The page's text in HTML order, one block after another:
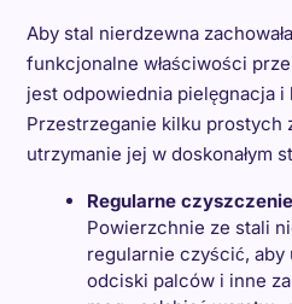
Aby stal nierdzewna
funkcjonalne właściwości
jest odpowiednia pielęgnacja i
Przestrzeganie kilku prostych
utrzymanie jej w doskonałym
Regularne
Powierzchnie ze stali
regularnie czyścić, aby
odciski palców i inne